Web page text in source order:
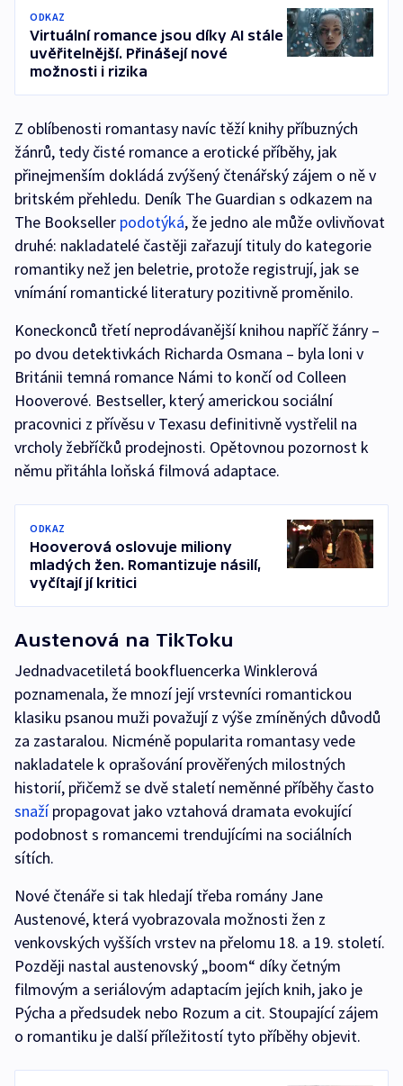
ODKAZ
Virtuální romance jsou díky AI stále
uvěřitelnější. Přinášejí nové
možnosti i rizika
Z oblíbenosti romantasy navíc těží knihy příbuzných
žánrů, tedy čisté romance a erotické příběhy, jak
přinejmenším dokládá zvýšený čtenářský zájem o ně v
britském přehledu. Deník The Guardian s odkazem na
The Bookseller podotýká, že jedno ale může ovlivňovat
druhé: nakladatelé častěji zařazují tituly do kategorie
romantiky než jen beletrie, protože registrují, jak se
vnímání romantické literatury pozitivně proměnilo.
Koneckonců třetí neprodávanější knihou napříč žánry –
po dvou detektivkách Richarda Osmana – byla loni v
Británii temná romance Námi to končí od Colleen
Hooverové. Bestseller, který americkou sociální
pracovnici z přívěsu v Texasu definitivně vystřelil na
vrcholy žebříčků prodejnosti. Opětovnou pozornost k
němu přitáhla loňská filmová adaptace.
ODKAZ
Hooverová oslovuje miliony
mladých žen. Romantizuje násilí,
vyčítají jí kritici
Austenová na TikToku
Jednadvacetiletá bookfluencerka Winklerová
poznamenala, že mnozí její vrstevníci romantickou
klasiku psanou muži považují z výše zmíněných důvodů
za zastaralou. Nicméně popularita romantasy vede
nakladatele k oprašování prověřených milostných
historií, přičemž se dvě staletí neměnné příběhy často
snažípropagovat jako vztahová dramata evokující
podobnost s romancemi trendujícími na sociálních
sítích.
Nové čtenáře si tak hledají třeba romány Jane
Austenové, která vyobrazovala možnosti žen z
venkovských vyšších vrstev na přelomu 18. a 19. století.
Později nastal austenovský „boom“ díky četným
filmovým a seriálovým adaptacím jejích knih, jako je
Pýcha a předsudek nebo Rozum a cit. Stoupající zájem
o romantiku je další příležitostí tyto příběhy objevit.